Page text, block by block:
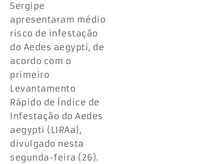
Sergipe
apresentaram médio
risco de infestação
do Aedes aegypti, de
acordo com o
primeiro
Levantamento
Rápido de Índice de
Infestação do Aedes
aegypti (LIRAa),
divulgado nesta
segunda-feira (26).